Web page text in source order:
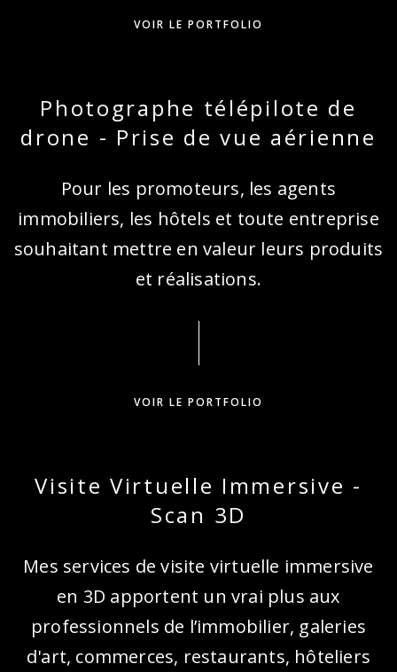
VOIR LE PORTFOLIO
Photographe télépilote de
drone - Prise de vue aérienne
Pour les promoteurs, les agents
immobiliers, les hôtels et toute entreprise
souhaitant mettre en valeur leurs produits
et réalisations.
VOIR LE PORTFOLIO
Visite Virtuelle Immersive -
Scan 3D
Mes services de visite virtuelle immersive
en 3D apportent un vrai plus aux
professionnels de l’immobilier, galeries
d'art, commerces, restaurants, hôteliers